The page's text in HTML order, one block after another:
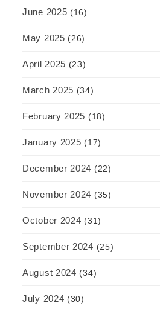
June 2025 (16)
May 2025 (26)
April 2025 (23)
March 2025 (34)
February 2025 (18)
January 2025 (17)
December 2024 (22)
November 2024 (35)
October 2024 (31)
September 2024 (25)
August 2024 (34)
July 2024 (30)